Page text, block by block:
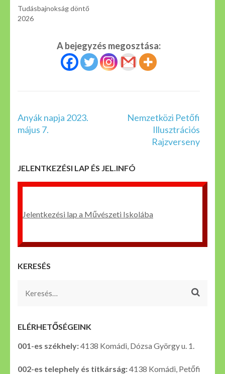
Tudásbajnokság döntő
2026
A bejegyzés megosztása:
Bejegyzés
navigáció
Anyák napja 2023.
május 7.
Nemzetközi Petőfi
Illusztrációs
Rajzverseny
JELENTKEZÉSI LAP ÉS JEL.INFÓ
Jelentkezési lap a Művészeti Iskolába
KERESÉS
Keresés:
ELÉRHETŐSÉGEINK
001-es székhely:4138 Komádi, Dózsa György u. 1.
002-es telephely és titkárság:4138 Komádi, Petőfi